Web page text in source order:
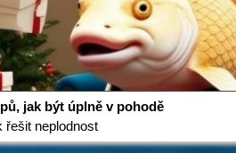
jak být úplně v pohodě
řešit neplodnost